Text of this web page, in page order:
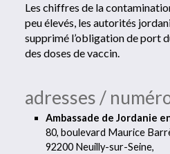
Les chiffres de la
peu élevés, les autorités
supprimé l’obligation de port
des doses de vaccin.
adresses /
Ambassade de Jordanie
80, boulevard Maurice
92200 Neuilly-sur-Seine,